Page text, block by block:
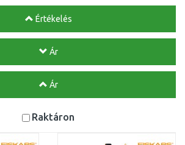
Értékelés
Ár
Ár
Raktáron